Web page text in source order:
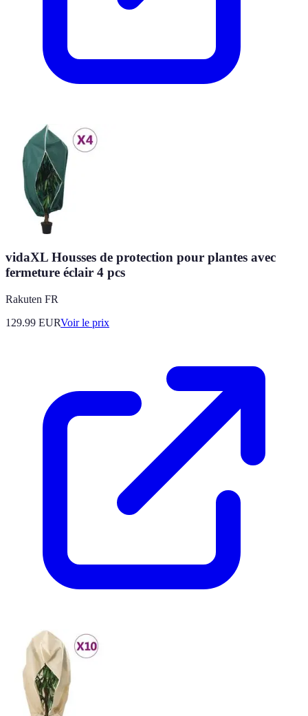
vidaXL Housses de protection pour plantes avec
fermeture éclair 4 pcs
Rakuten FR
129.99 EURVoir le prix